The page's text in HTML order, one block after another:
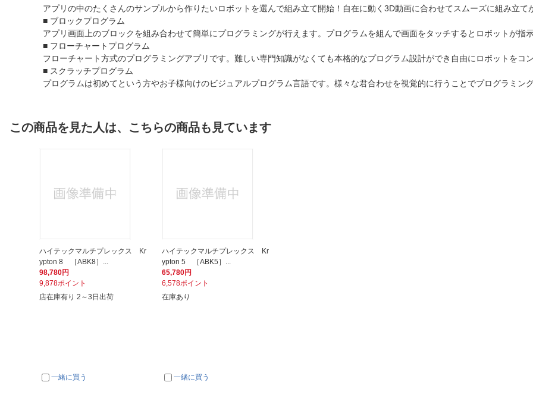
アプリの中のたくさんのサンプルから作りたいロボットを選んで組み立て開始！自在に動く3D動画に合わせてスムーズに組み立て
■ ブロックプログラム
アプリ画面上のブロックを組み合わせて簡単にプログラミングが行えます。プログラムを組んで画面をタッチするとロボットが指
■ フローチャートプログラム
フローチャート方式のプログラミングアプリです。難しい専門知識がなくても本格的なプログラム設計ができ自由にロボットをコ
■ スクラッチプログラム
プログラムは初めてという方やお子様向けのビジュアルプログラム言語です。様々な君合わせを視覚的に行うことでプログラミン
この商品を見た人は、こちらの商品も見ています
ハイテックマルチプレックス Kr
ypton 8 ［ABK8］...
98,780円
9,878ポイント
店在庫有り 2～3日出荷
一緒に買う
ハイテックマルチプレックス Kr
ypton 5 ［ABK5］...
65,780円
6,578ポイント
在庫あり
一緒に買う